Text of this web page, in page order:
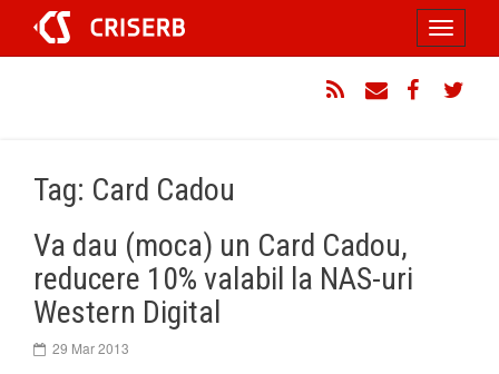
conținut
Toggle
Tag: Card Cadou
Va dau (moca) un Card Cadou,
reducere 10% valabil la NAS-uri
Western Digital
29 Mar 2013